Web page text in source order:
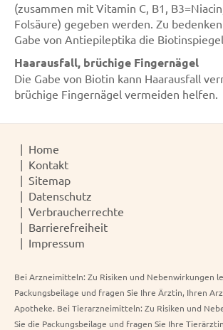
(zusammen mit Vitamin C, B1,
Folsäure) gegeben werden. Zu
Gabe von Antiepileptika die
Haarausfall, brüchige Fingernägel
Die Gabe von Biotin kann Haarausfall
brüchige Fingernägel vermeiden helfen.
Home
Kontakt
Sitemap
Datenschutz
Verbraucherrechte
Barrierefreiheit
Impressum
Bei Arzneimitteln: Zu Risiken und Nebenwirkungen
Packungsbeilage und fragen Sie Ihre Ärztin, Ihren
Apotheke. Bei Tierarzneimitteln: Zu Risiken und
Sie die Packungsbeilage und fragen Sie Ihre